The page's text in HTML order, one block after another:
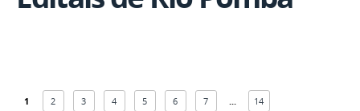
1 2 3 4 5 6 7 ...
14